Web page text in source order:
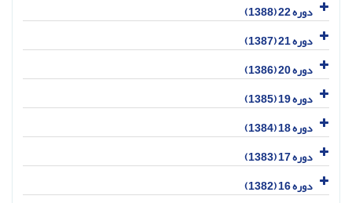
دوره 22 (1388)
دوره 21 (1387)
دوره 20 (1386)
دوره 19 (1385)
دوره 18 (1384)
دوره 17 (1383)
دوره 16 (1382)